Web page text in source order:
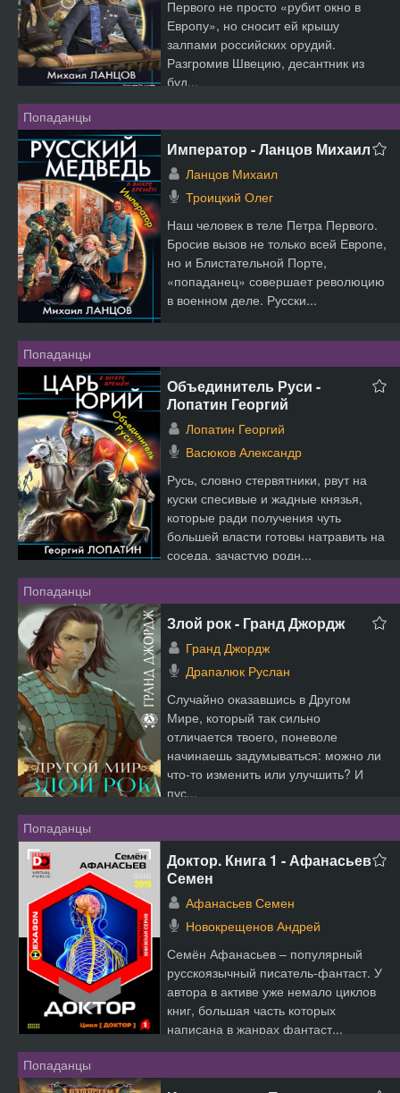
Первого не просто «рубит окно в
Европу», но сносит ей крышу
залпами российских орудий.
Разгромив Швецию, десантник из
буд...
Попаданцы
Император - Ланцов Михаил
Ланцов Михаил
Троицкий Олег
Наш человек в теле Петра Первого.
Бросив вызов не только всей Европе,
но и Блистательной Порте,
«попаданец» совершает революцию
в военном деле. Русски...
Попаданцы
Объединитель Руси -
Лопатин Георгий
Лопатин Георгий
Васюков Александр
Русь, словно стервятники, рвут на
куски спесивые и жадные князья,
которые ради получения чуть
большей власти готовы натравить на
соседа, зачастую родн...
Попаданцы
Злой рок - Гранд Джордж
Гранд Джордж
Драпалюк Руслан
Случайно оказавшись в Другом
Мире, который так сильно
отличается твоего, поневоле
начинаешь задумываться: можно ли
что-то изменить или улучшить? И
пус...
Попаданцы
Доктор. Книга 1 - Афанасьев
Семен
Афанасьев Семен
Новокрещенов Андрей
Семён Афанасьев – популярный
русскоязычный писатель-фантаст. У
автора в активе уже немало циклов
книг, большая часть которых
написана в жанрах фантаст...
Попаданцы